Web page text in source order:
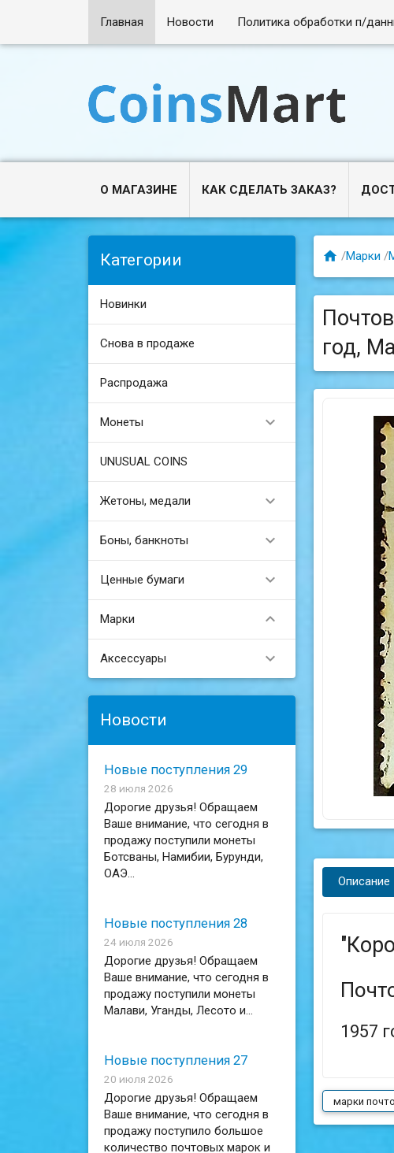
Главная Новости Политика обработки п/
О МАГАЗИНЕ КАК СДЕЛАТЬ ЗАКАЗ?
Категории
Новинки
Снова в продаже
Распродажа
Монеты 
UNUSUAL COINS
Жетоны, медали 
Боны, банкноты 
Ценные бумаги 
Марки 
Аксессуары 
Новости
Новые поступления 29
28 июля 2026
Дорогие друзья! Обращаем
Ваше внимание, что сегодня в
продажу поступили монеты
Ботсваны, Намибии, Бурунди,
ОАЭ...
Новые поступления 28
24 июля 2026
Дорогие друзья! Обращаем
Ваше внимание, что сегодня в
продажу поступили монеты
Малави, Уганды, Лесото и...
Новые поступления 27
20 июля 2026
Дорогие друзья! Обращаем
Ваше внимание, что сегодня в
продажу поступило большое
количество почтовых марок и
 /Марки /
год,
Описание
1957
марки